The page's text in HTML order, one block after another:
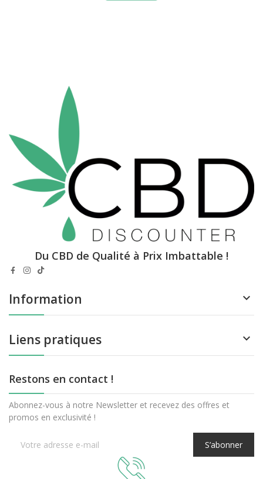
Du CBD de Qualité à Prix Imbattable !
Information 
Liens pratiques 
Restons en contact !
Abonnez-vous à notre Newsletter et recevez des offres et
promos en exclusivité !
S’abonner